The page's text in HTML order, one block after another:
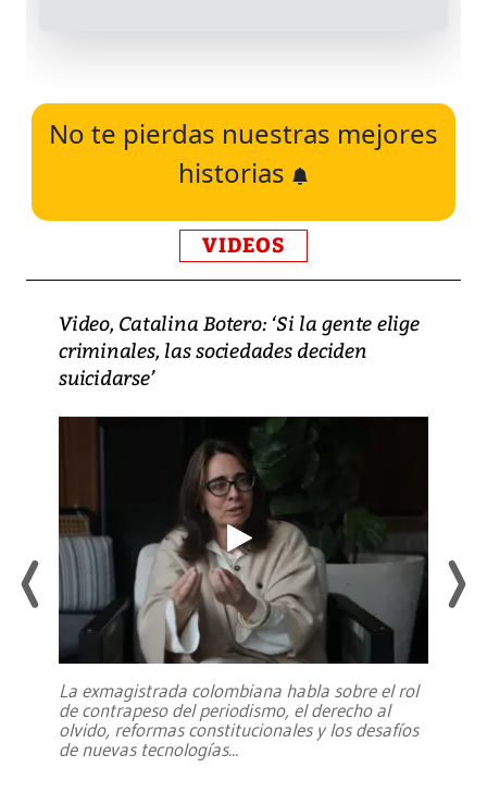
No te pierdas nuestras mejores
historias
VIDEOS
Video, Catalina Botero: ‘Si la gente elige
criminales, las sociedades deciden
suicidarse’
La exmagistrada colombiana habla sobre el rol
de contrapeso del periodismo, el derecho al
olvido, reformas constitucionales y los desafíos
de nuevas tecnologías...